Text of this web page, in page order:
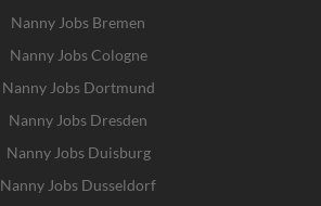
Nanny Jobs Bremen
Nanny Jobs Cologne
Nanny Jobs Dortmund
Nanny Jobs Dresden
Nanny Jobs Duisburg
Nanny Jobs Dusseldorf